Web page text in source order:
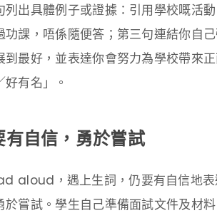
列出具體例子或證據：引用學校嘅活
功課，唔係隨便答；第三句連結你自
到最好，並表達你會努力為學校帶來
有名」。
有自信，勇於嘗試
aloud，遇上生詞，仍要有自信地
於嘗試。學生自己準備面試文件及材